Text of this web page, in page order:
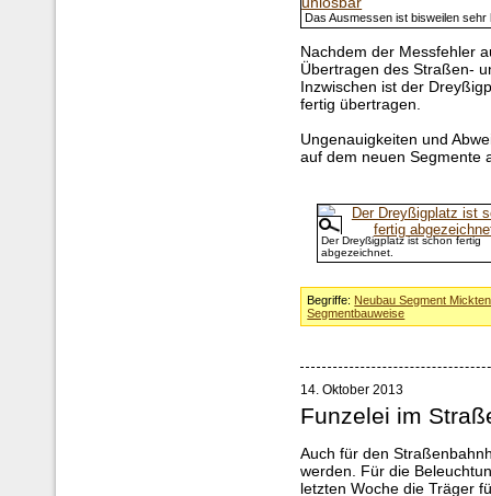
Das Ausmessen ist bisweilen
Nachdem der Messfehler
Übertragen des Straßen-
Inzwischen ist der
fertig übertragen.
Ungenauigkeiten und
auf dem neuen Segmente
Der Dreyßigplatz ist schon fertig
abgezeichnet.
Begriffe: Neubau Segment Mickten
Segmentbauweise
14. Oktober 2013
Funzelei im
Auch für den
werden. Für die
letzten Woche die Träger